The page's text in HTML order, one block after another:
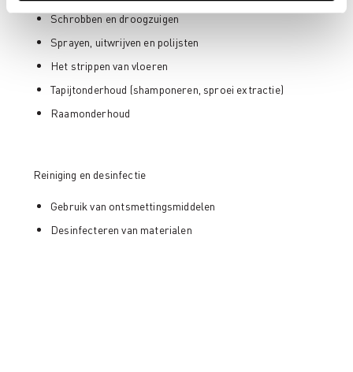
Schrobben en droogzuigen
Sprayen, uitwrijven en polijsten
Het strippen van vloeren
Tapijtonderhoud (shamponeren, sproei extractie)
Raamonderhoud
Reiniging en desinfectie
Gebruik van ontsmettingsmiddelen
Desinfecteren van materialen